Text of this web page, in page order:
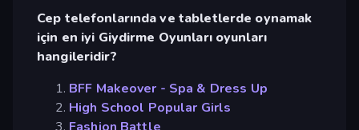
Cep telefonlarında ve tabletlerde oynamak
için en iyi Giydirme Oyunları oyunları
hangileridir?
BFF Makeover - Spa & Dress Up
High School Popular Girls